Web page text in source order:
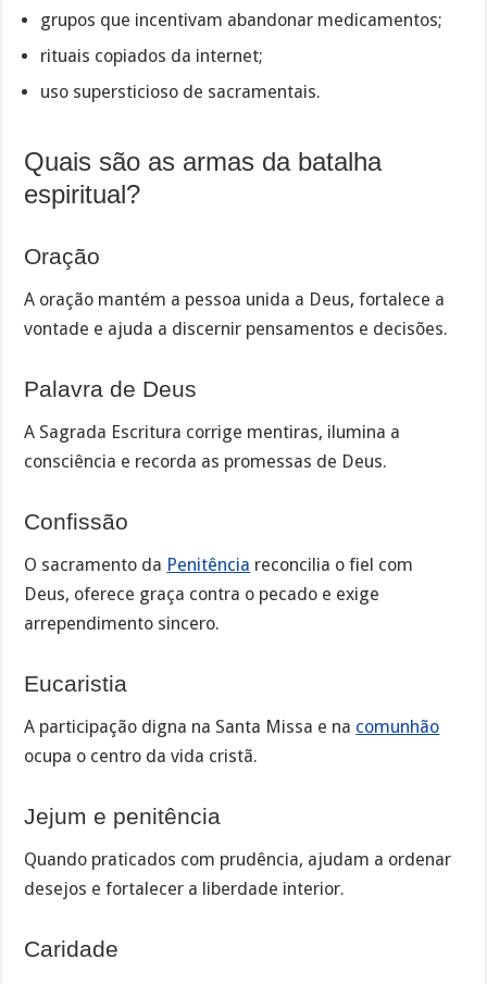
grupos que incentivam abandonar medicamentos;
rituais copiados da internet;
uso supersticioso de sacramentais.
Quais são as armas da batalha
espiritual?
Oração
A oração mantém a pessoa unida a Deus, fortalece a
vontade e ajuda a discernir pensamentos e decisões.
Palavra de Deus
A Sagrada Escritura corrige mentiras, ilumina a
consciência e recorda as promessas de Deus.
Confissão
O sacramento da Penitência reconcilia o fiel com
Deus, oferece graça contra o pecado e exige
arrependimento sincero.
Eucaristia
A participação digna na Santa Missa e na comunhão
ocupa o centro da vida cristã.
Jejum e penitência
Quando praticados com prudência, ajudam a ordenar
desejos e fortalecer a liberdade interior.
Caridade